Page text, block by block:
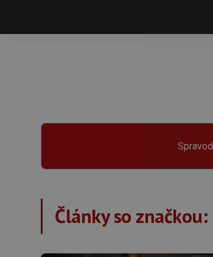
Články so značkou: